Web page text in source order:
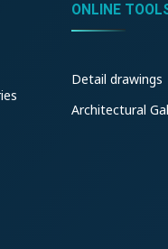
ONLINE
Detail drawings
Architectural